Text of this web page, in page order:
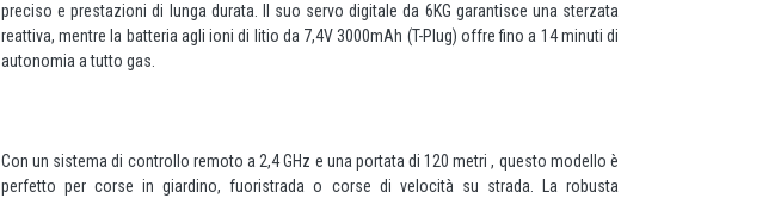
preciso e prestazioni di lunga durata. Il suo servo digitale da 6KG garantisce una sterzata
reattiva, mentre la batteria agli ioni di litio da 7,4V 3000mAh (T-Plug) offre fino a 14 minuti di
autonomia a tutto gas.
Con un sistema di controllo remoto a 2,4 GHz e una portata di 120 metri , questo modello è
perfetto per corse in giardino, fuoristrada o corse di velocità su strada. La robusta